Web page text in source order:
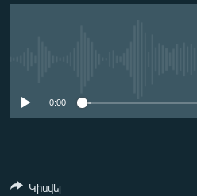
ՏՆՏԵՍՈՒԹՅՈՒՆ
ՄԻՋԱԶԳԱՅԻՆ
0:00
Կիսվել